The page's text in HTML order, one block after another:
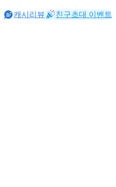
캐시리뷰 친구초대 이벤트